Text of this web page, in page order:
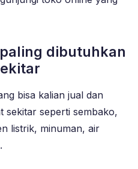
dibutuhkan
bisa kalian jual dan
sekitar seperti sembako,
listrik, minuman, air